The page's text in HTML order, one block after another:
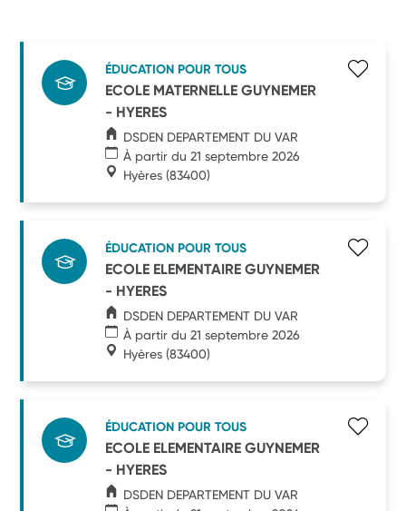
ÉDUCATION POUR TOUS
ECOLE MATERNELLE GUYNEMER
- HYERES
DSDEN DEPARTEMENT DU VAR
À partir du 21 septembre 2026
Hyères (83400)
ÉDUCATION POUR TOUS
ECOLE ELEMENTAIRE GUYNEMER
- HYERES
DSDEN DEPARTEMENT DU VAR
À partir du 21 septembre 2026
Hyères (83400)
ÉDUCATION POUR TOUS
ECOLE ELEMENTAIRE GUYNEMER
- HYERES
DSDEN DEPARTEMENT DU VAR